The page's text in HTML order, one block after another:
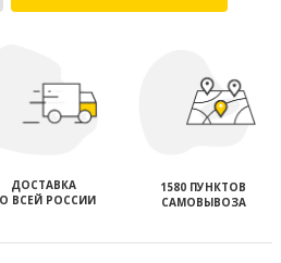
ДОСТАВКА
ВСЕЙ РОССИИ
1580 ПУНКТОВ
САМОВЫВОЗА